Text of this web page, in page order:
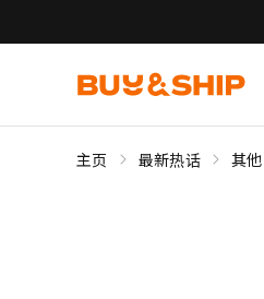
主页 最新热话 其他